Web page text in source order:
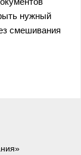
нужный
смешивания